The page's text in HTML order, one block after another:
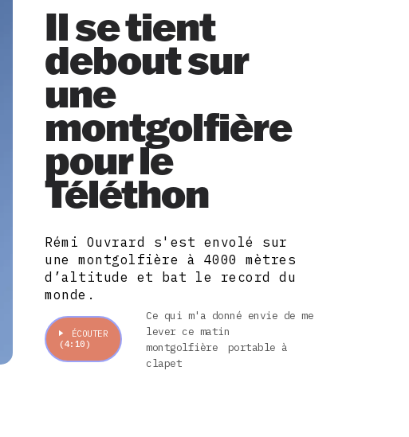
Il se tient
debout sur
une
montgolfière
pour le
Téléthon
Rémi Ouvrard s'est envolé sur
une montgolfière à 4000 mètres
d’altitude et bat le record du
monde.
ÉCOUTER
(4:10)
Ce qui m'a donné envie de me
lever ce matin
montgolfière
portable à
clapet